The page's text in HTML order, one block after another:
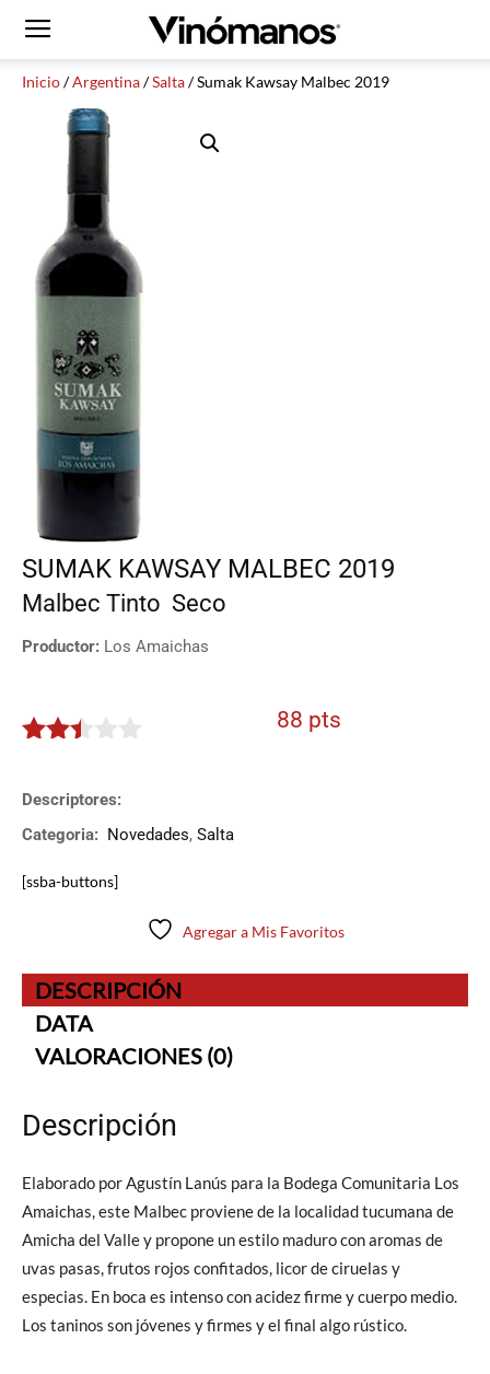
Inicio/Argentina/Salta/ Sumak Kawsay Malbec 2019
SUMAK KAWSAY MALBEC 2019
Malbec Tinto Seco
Productor: Los Amaichas
88 pts
Descriptores:
Categoria: Novedades, Salta
[ssba-buttons]
Agregar a Mis Favoritos
DESCRIPCIÓN
DATA
VALORACIONES (0)
Descripción
Elaborado por Agustín Lanús para la Bodega Comunitaria Los
Amaichas, este Malbec proviene de la localidad tucumana de
Amicha del Valle y propone un estilo maduro con aromas de
uvas pasas, frutos rojos confitados, licor de ciruelas y
especias. En boca es intenso con acidez firme y cuerpo medio.
Los taninos son jóvenes y firmes y el final algo rústico.